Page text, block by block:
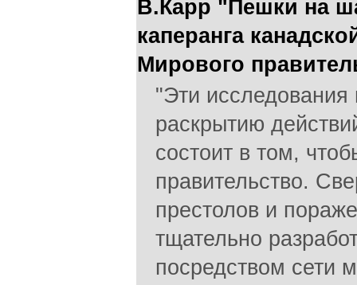
В.Карр "Пешки на
каперанга
Мирового
"Эти исследования
раскрытию
состоит в том,
правительство.
престолов и
тщательно
посредством сети